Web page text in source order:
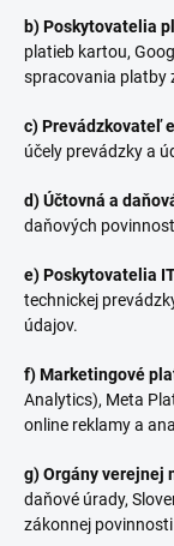
b) Poskytovatelia
platieb kartou,
spracovania platby
c) Prevádzkovateľ
účely prevádzky a
d) Účtovná a
daňových
e) Poskytovatelia
technickej
údajov.
f) Marketingové
Analytics), Meta
online reklamy a
g) Orgány verejnej
daňové úrady,
zákonnej